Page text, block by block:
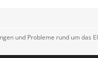
und Probleme rund um das